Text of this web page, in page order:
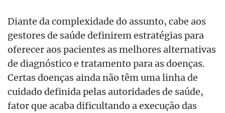
Diante da complexidade do assunto, cabe aos
gestores de saúde definirem estratégias para
oferecer aos pacientes as melhores alternativas
de diagnóstico e tratamento para as doenças.
Certas doenças ainda não têm uma linha de
cuidado definida pelas autoridades de saúde,
fator que acaba dificultando a execução das